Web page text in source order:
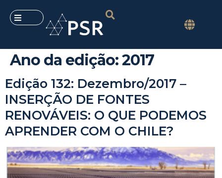
Ano da edição:2017
Edição 132: Dezembro/2017 –
INSERÇÃO DE FONTES
RENOVÁVEIS: O QUE PODEMOS
APRENDER COM O CHILE?